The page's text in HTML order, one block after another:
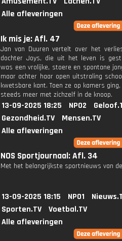
Alle afleveringen
Ik mis je: Afl. 47
Jan van Duuren vertelt over het
dochter Joys, die uit het leven is
was een vrolijke, stoere en spontane
maar achter haar open uitstraling
kwetsbare kant. Toen ze op kamers
steeds meer met zichzelf in de knoop.
13-09-2025 18:25 NPO2
Gezondheid.TV
Mensen.TV
Alle afleveringen
NOS Sportjournaal: Afl. 34
Met het belangrijkste sportnieuws van
13-09-2025 18:15 NPO1
Sporten.TV
Voetbal.TV
Alle afleveringen